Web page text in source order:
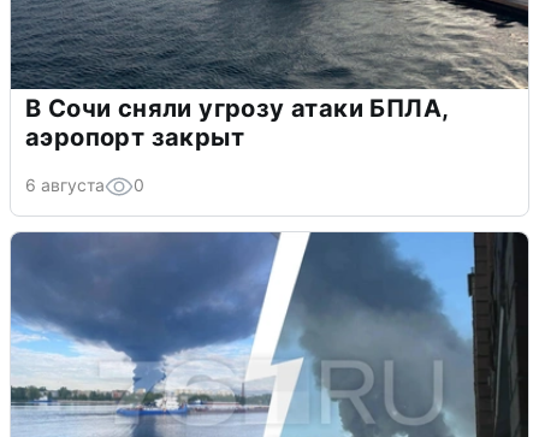
В Сочи сняли угрозу атаки БПЛА,
аэропорт закрыт
6 августа 0